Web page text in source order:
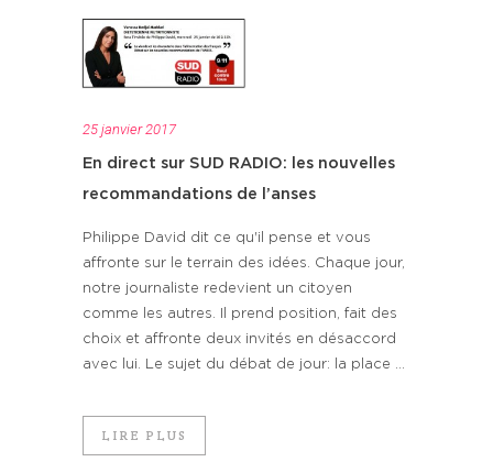
25 janvier 2017
En direct sur SUD RADIO: les nouvelles
recommandations de l’anses
Philippe David dit ce qu'il pense et vous
affronte sur le terrain des idées. Chaque jour,
notre journaliste redevient un citoyen
comme les autres. Il prend position, fait des
choix et affronte deux invités en désaccord
avec lui. Le sujet du débat de jour: la place ...
LIRE PLUS